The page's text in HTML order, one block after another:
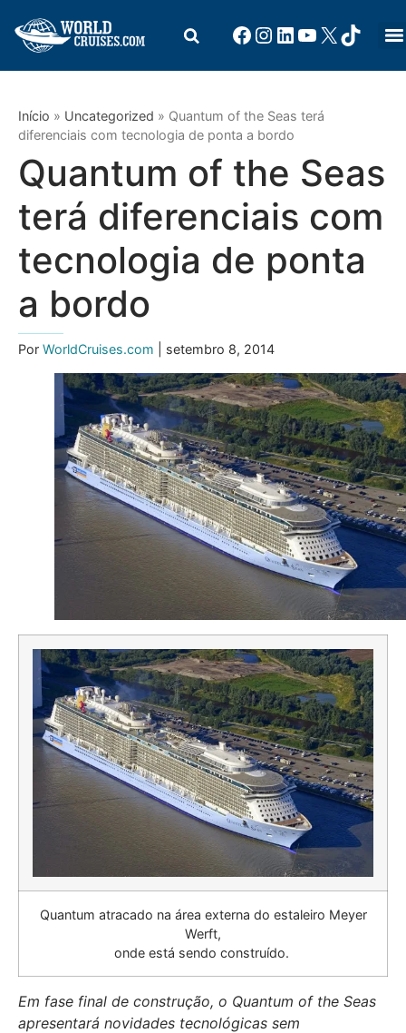
Início » Uncategorized » Quantum of the Seas terá
diferenciais com tecnologia de ponta a bordo
Quantum of the Seas
terá diferenciais com
tecnologia de ponta
a bordo
Por WorldCruises.com | setembro 8, 2014
Quantum atracado na área externa do estaleiro Meyer
Werft,
onde está sendo construído.
Em fase final de construção, o Quantum of the Seas
apresentará novidades tecnológicas sem